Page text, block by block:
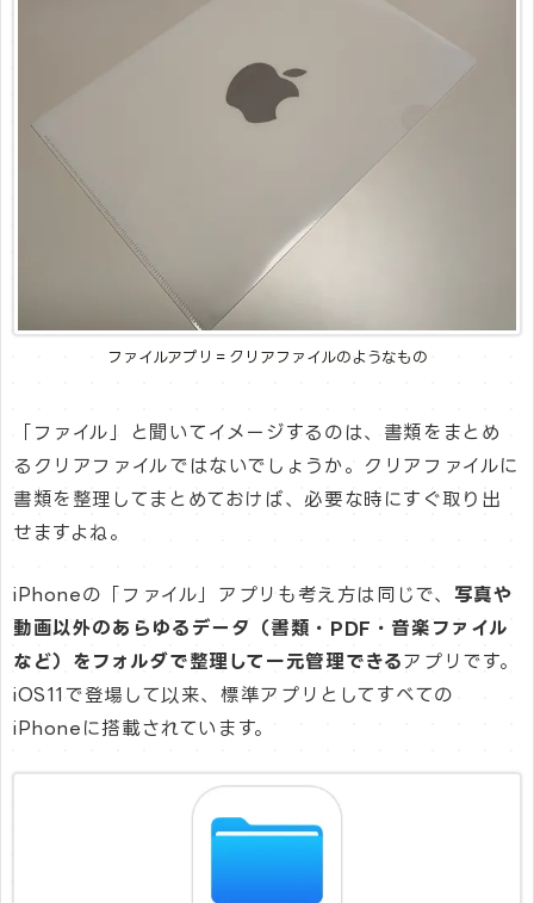
ファイルアプリ＝クリアファイルのようなもの
「ファイル」と聞いてイメージするのは、書類をまとめ
るクリアファイルではないでしょうか。クリアファイルに
書類を整理してまとめておけば、必要な時にすぐ取り出
せますよね。
iPhoneの「ファイル」アプリも考え方は同じで、 写真や
動画以外のあらゆるデータ（書類・PDF・音楽ファイル
など）をフォルダで整理して一元管理できるアプリです。
iOS11で登場して以来、標準アプリとしてすべての
iPhoneに搭載されています。